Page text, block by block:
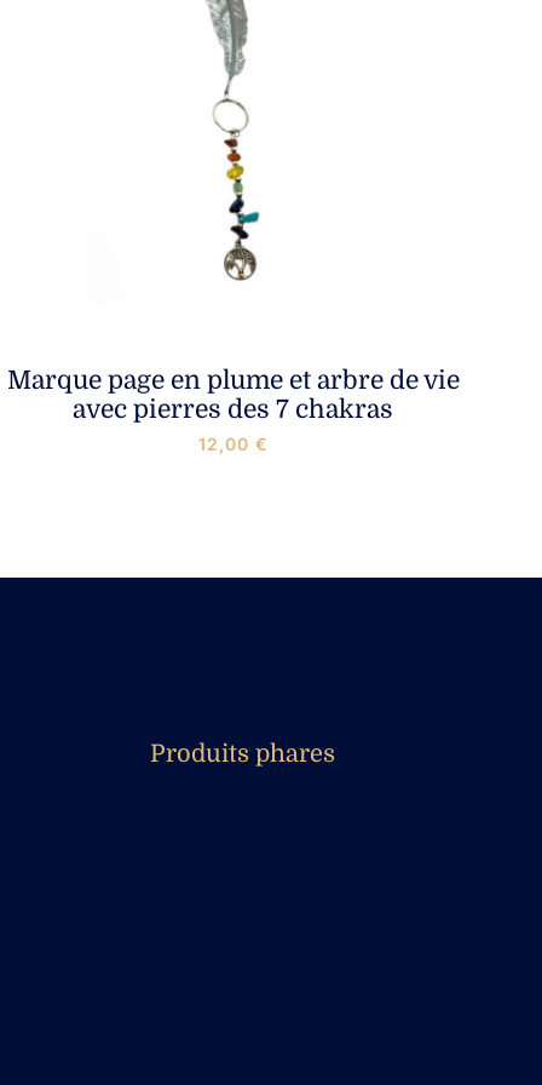
Marque page en plume et arbre de vie
avec pierres des 7 chakras
12,00 €
Produits phares